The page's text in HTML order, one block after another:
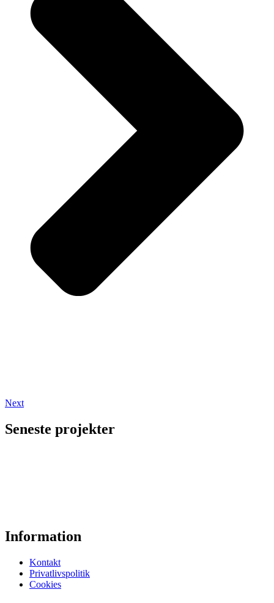
Next
Seneste projekter
Information
Kontakt
Privatlivspolitik
Cookies